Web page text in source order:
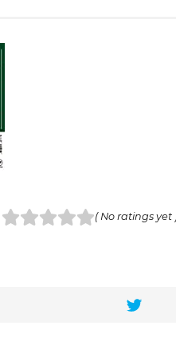
( No ratings yet